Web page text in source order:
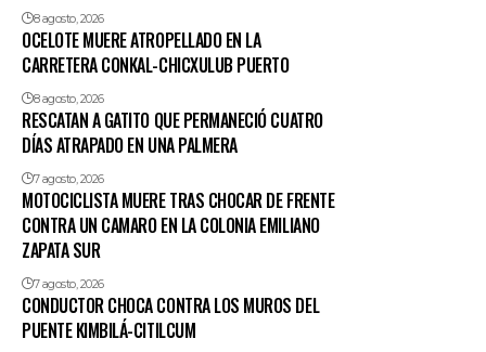
8 agosto, 2026
OCELOTE MUERE ATROPELLADO EN LA
CARRETERA CONKAL-CHICXULUB PUERTO
8 agosto, 2026
RESCATAN A GATITO QUE PERMANECIÓ CUATRO
DÍAS ATRAPADO EN UNA PALMERA
7 agosto, 2026
MOTOCICLISTA MUERE TRAS CHOCAR DE FRENTE
CONTRA UN CAMARO EN LA COLONIA EMILIANO
ZAPATA SUR
7 agosto, 2026
CONDUCTOR CHOCA CONTRA LOS MUROS DEL
PUENTE KIMBILÁ-CITILCUM